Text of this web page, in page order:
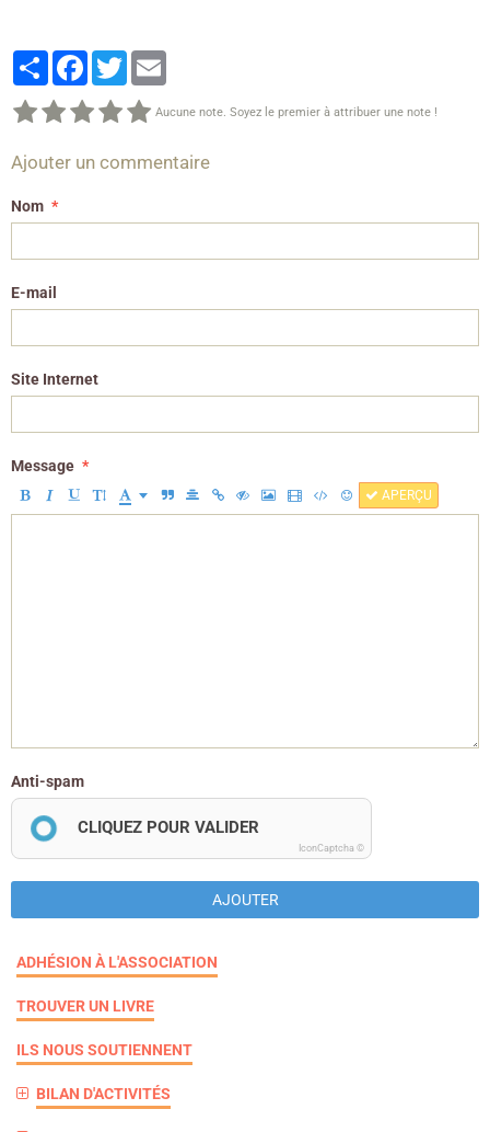
PartagerFacebook
Twitter
Aucune note. Soyez le premier à attribuer une note !
Ajouter un commentaire
Nom
E-mail
Site Internet
Message
APERÇU
Anti-spam
CLIQUEZ POUR VALIDER
IconCaptcha ©
AJOUTER
ADHÉSION À L'ASSOCIATION
TROUVER UN LIVRE
ILS NOUS SOUTIENNENT
BILAN D'ACTIVITÉS